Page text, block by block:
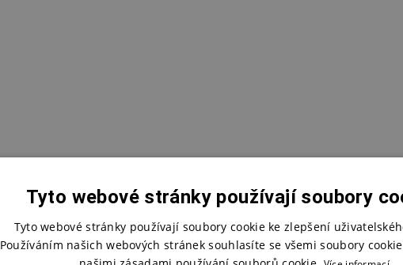
Tyto webové stránky používají soubory
Tyto webové stránky používají soubory cookie ke zlepšení
Používáním našich webových stránek souhlasíte se všemi soubory